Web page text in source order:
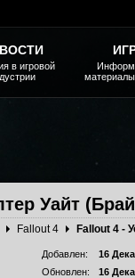
Уайт
Fallout 4
Добавлен:
16
Обновлен:
16
в игровой